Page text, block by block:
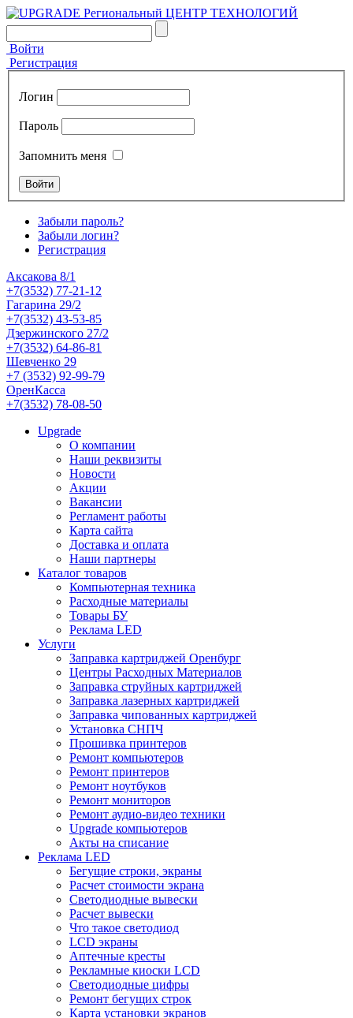
Войти
Регистрация
Логин
Пароль
Запомнить меня
Забыли пароль?
Забыли логин?
Регистрация
Аксакова 8/1
+7(3532) 77-21-12
Гагарина 29/2
+7(3532) 43-53-85
Дзержинского 27/2
+7(3532) 64-86-81
Шевченко 29
+7 (3532) 92-99-79
ОренКасса
+7(3532) 78-08-50
Upgrade
О компании
Наши реквизиты
Новости
Акции
Вакансии
Регламент работы
Карта сайта
Доставка и оплата
Наши партнеры
Каталог товаров
Компьютерная техника
Расходные материалы
Товары БУ
Реклама LED
Услуги
Заправка картриджей Оренбург
Центры Расходных Материалов
Заправка струйных картриджей
Заправка лазерных картриджей
Заправка чипованных картриджей
Установка СНПЧ
Прошивка принтеров
Ремонт компьютеров
Ремонт принтеров
Ремонт ноутбуков
Ремонт мониторов
Ремонт аудио-видео техники
Upgrade компьютеров
Акты на списание
Реклама LED
Бегущие строки, экраны
Расчет стоимости экрана
Светодиодные вывески
Расчет вывески
Что такое светодиод
LCD экраны
Аптечные кресты
Рекламные киоски LCD
Светодиодные цифры
Ремонт бегущих строк
Карта установки экранов